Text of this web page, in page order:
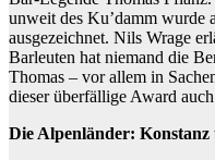
unweit des Ku’damm wurde
ausgezeichnet. Nils Wrage
Barleuten hat niemand die
Thomas – vor allem in
dieser überfällige Award
Die Alpenländer: